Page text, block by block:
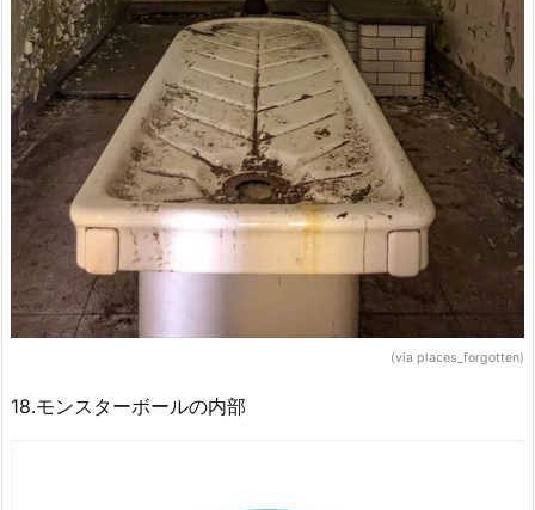
(via places_forgotten)
18.モンスターボールの内部